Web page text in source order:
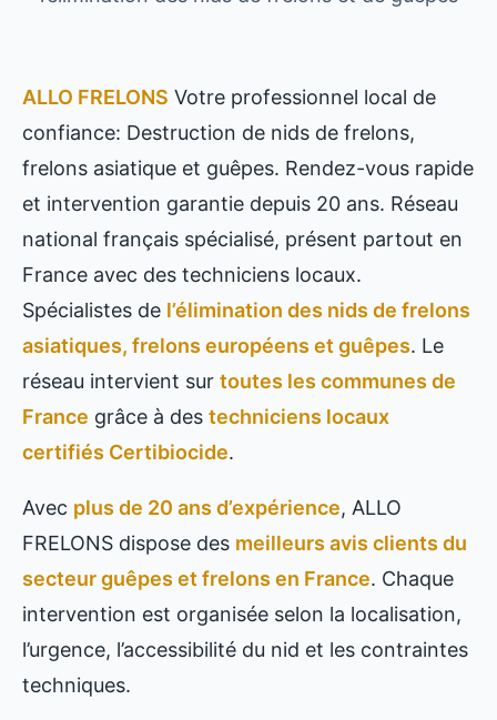
ALLO FRELONS Votre professionnel local de
confiance: Destruction de nids de frelons,
frelons asiatique et guêpes. Rendez-vous rapide
et intervention garantie depuis 20 ans. Réseau
national français spécialisé, présent partout en
France avec des techniciens locaux.
Spécialistes de l’élimination des nids de frelons
asiatiques, frelons européens et guêpes. Le
réseau intervient sur toutes les communes de
France grâce à des techniciens locaux
certifiés Certibiocide.
Avec plus de 20 ans d’expérience, ALLO
FRELONS dispose des meilleurs avis clients du
secteur guêpes et frelons en France. Chaque
intervention est organisée selon la localisation,
l’urgence, l’accessibilité du nid et les contraintes
techniques.